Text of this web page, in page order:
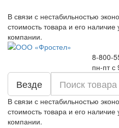
В связи с нестабильностью
стоимость товара и его
компании.
8-800-
пн-пт с
Везде
В связи с нестабильностью
стоимость товара и его
компании.